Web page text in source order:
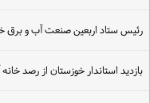
رئیس ستاد اربعین صنعت آب و برق
بازدید استاندار خوزستان از رصد